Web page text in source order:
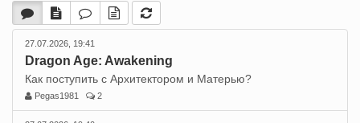
27.07.2026, 19:41
Dragon Age: Awakening
Как поступить с Архитектором и Матерью?
Pegas1981 2